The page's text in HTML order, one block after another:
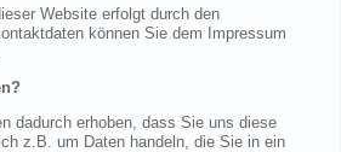
Website erfolgt durch den
können Sie dem Impressum
dadurch erhoben, dass Sie uns diese
z.B. um Daten handeln, die Sie in ein